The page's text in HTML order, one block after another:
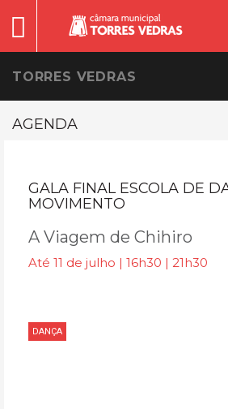
TORRES VEDRAS
AGENDA
GALA FINAL ESCOLA DE
MOVIMENTO
A Viagem de Chihiro
Até 11 de julho | 16h30 | 21h30
DANÇA